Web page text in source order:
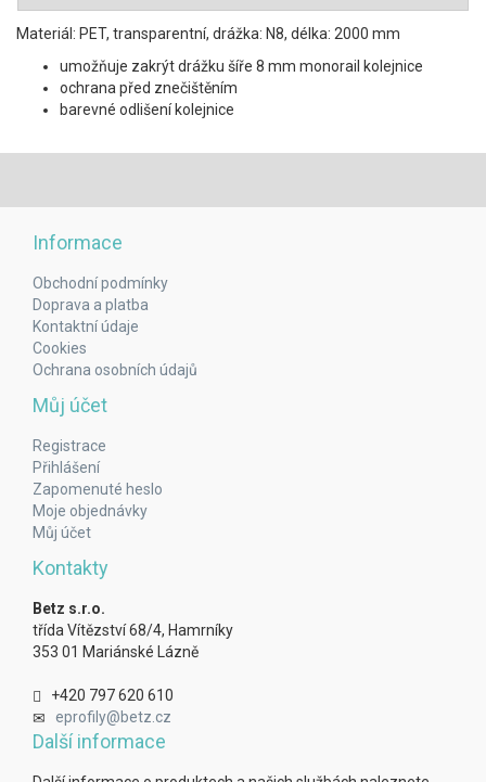
Materiál: PET, transparentní, drážka: N8, délka: 2000 mm
umožňuje zakrýt drážku šíře 8 mm monorail kolejnice
ochrana před znečištěním
barevné odlišení kolejnice
Informace
Obchodní podmínky
Doprava a platba
Kontaktní údaje
Cookies
Ochrana osobních údajů
Můj účet
Registrace
Přihlášení
Zapomenuté heslo
Moje objednávky
Můj účet
Kontakty
Betz s.r.o.
třída Vítězství 68/4, Hamrníky
353 01 Mariánské Lázně
+420 797 620 610
eprofily@betz.cz
Další informace